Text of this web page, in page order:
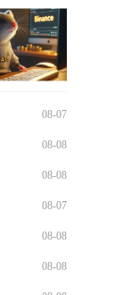
08-07
08-08
08-08
08-07
08-08
08-08